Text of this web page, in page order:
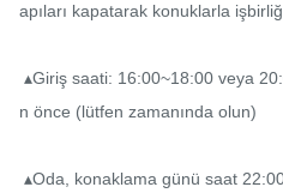
apıları kapatarak konuklarla
n önce (lütfen zamanında olun)